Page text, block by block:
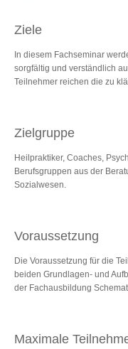
Ziele
In diesem Fachseminar
sorgfältig und verständlich
Teilnehmer reichen die zu
Zielgruppe
Heilpraktiker, Coaches,
Berufsgruppen aus der
Sozialwesen.
Voraussetzung
Die Voraussetzung für die
beiden Grundlagen- und
der Fachausbildung
Maximale